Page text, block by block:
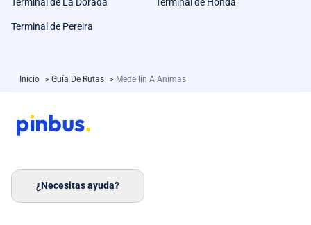
Terminal de Pereira
Inicio > Guía De Rutas > Medellín A Animas
¿Necesitas ayuda?